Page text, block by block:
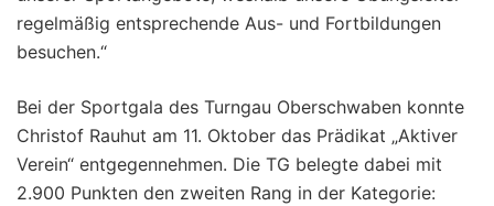
regelmäßig entsprechende Aus- und Fortbildungen
besuchen.“
Bei der Sportgala des Turngau Oberschwaben konnte
Christof Rauhut am 11. Oktober das Prädikat „Aktiver
Verein“ entgegennehmen. Die TG belegte dabei mit
2.900 Punkten den zweiten Rang in der Kategorie: